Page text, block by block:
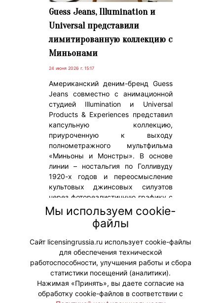
Guess Jeans, Illumination и
Universal представили
лимитированную коллекцию с
Миньонами
24 июня 2026 г. 15:17
Американский деним-бренд Guess
Jeans совместно с анимационной
студией Illumination и Universal
Products & Experiences представил
капсульную коллекцию,
приуроченную к выходу
полнометражного мультфильма
«Миньоны и Монстры». В основе
линии – ностальгия по Голливуду
1920-х годов и переосмысление
культовых джинсовых силуэтов
через фотореалистичную графику с
участием знаменитых желтых
персонажей. Мировая премьера
фильма состоится 1 июля 2026
года.
#Коллаборации #ПродвижениеБренда
Мы используем cookie-
файлы
Сайт licensingrussia.ru использует cookie-файлы
для обеспечения технической
работоспособности, улучшения работы и сбора
статистики посещений (аналитики).
Нажимая «Принять», вы даете согласие на
обработку cookie-файлов в соответствии с